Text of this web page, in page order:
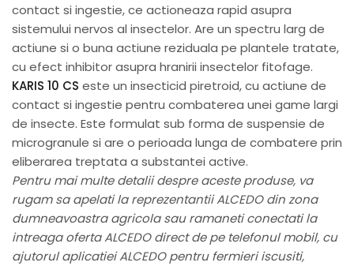
contact si ingestie, ce actioneaza rapid asupra
sistemului nervos al insectelor. Are un spectru larg de
actiune si o buna actiune reziduala pe plantele tratate,
cu efect inhibitor asupra hranirii insectelor fitofage.
KARIS 10 CS este un insecticid piretroid, cu actiune de
contact si ingestie pentru combaterea unei game largi
de insecte. Este formulat sub forma de suspensie de
microgranule si are o perioada lunga de combatere prin
eliberarea treptata a substantei active.
Pentru mai multe detalii despre aceste produse, va
rugam sa apelati la reprezentantii ALCEDO din zona
dumneavoastra agricola sau ramaneti conectati la
intreaga oferta ALCEDO direct de pe telefonul mobil, cu
ajutorul aplicatiei ALCEDO pentru fermieri iscusiti,